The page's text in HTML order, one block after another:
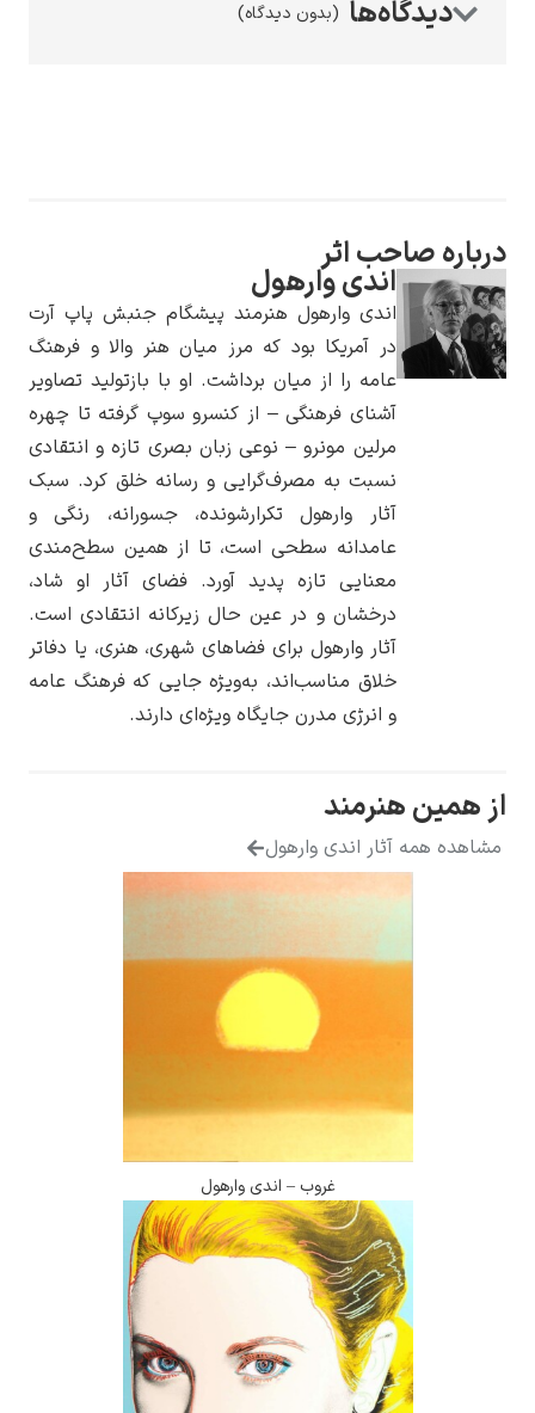
پل سزان
یوهانس فرمیر
پرفروش‌ترین
تابلوها
(بدون دیدگاه)
درباره صاحب اثر
اندی وارهول
اندی وارهول هنرمند پیشگام جنبش پاپ آرت
در آمریکا بود که مرز میان هنر والا و فرهنگ
عامه را از میان برداشت. او با بازتولید تصاویر
آشنای فرهنگی – از کنسرو سوپ گرفته تا چهره
مرلین مونرو – نوعی زبان بصری تازه و انتقادی
نسبت به مصرف‌گرایی و رسانه خلق کرد. سبک
آثار وارهول تکرارشونده، جسورانه، رنگی و
عامدانه سطحی است، تا از همین سطح‌مندی
معنایی تازه پدید آورد. فضای آثار او شاد،
درخشان و در عین حال زیرکانه انتقادی است.
آثار وارهول برای فضاهای شهری، هنری، یا دفاتر
خلاق مناسب‌اند، به‌ویژه جایی که فرهنگ عامه
و انرژی مدرن جایگاه ویژه‌ای دارند.
از همین هنرمند
مشاهده همه آثار اندی وارهول
غروب – اندی وارهول